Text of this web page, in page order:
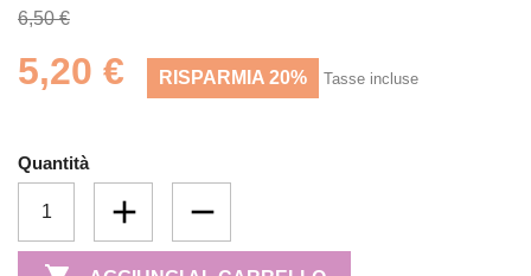
6,50 €
5,20 € RISPARMIA 20% Tasse incluse
Quantità